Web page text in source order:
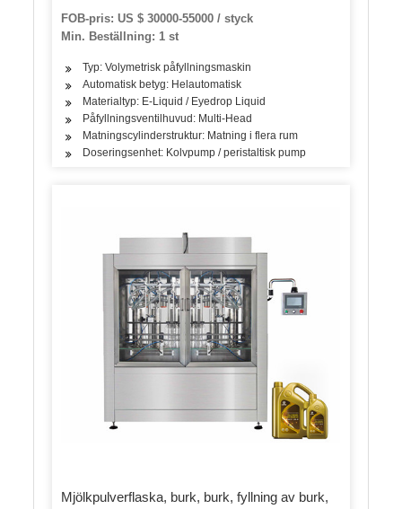
FOB-pris: US $ 30000-55000 / styck
Min. Beställning: 1 st
Typ: Volymetrisk påfyllningsmaskin
Automatisk betyg: Helautomatisk
Materialtyp: E-Liquid / Eyedrop Liquid
Påfyllningsventilhuvud: Multi-Head
Matningscylinderstruktur: Matning i flera rum
Doseringsenhet: Kolvpump / peristaltisk pump
Mjölkpulverflaska, burk, burk, fyllning av burk,